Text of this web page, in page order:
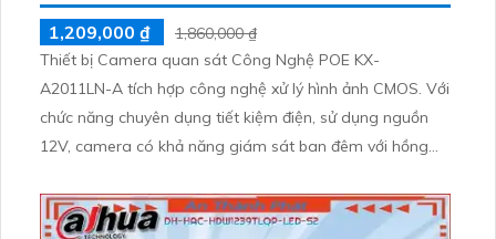
1,209,000 ₫
1,860,000 ₫
Thiết bị Camera quan sát Công Nghệ POE KX-
A2011LN-A tích hợp công nghệ xử lý hình ảnh CMOS. Với
chức năng chuyên dụng tiết kiệm điện, sử dụng nguồn
12V, camera có khả năng giám sát ban đêm với hồng
nhanh và dung lượng thấp nhờ công nghệ nén hình
H.265+